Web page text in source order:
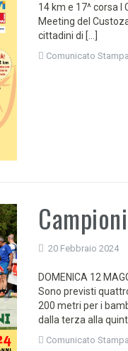
14 km e 17^ corsa I
Meeting del
cittadini di […]
Comunicato Stampa
20 Febbraio 2024
DOMENICA 12
Sono previsti
200 metri per i
dalla terza alla
Comunicato Stampa